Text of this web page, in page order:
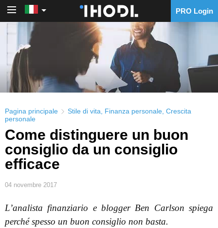
PRO Login
Pagina principale Stile di vita Finanza personale Crescita
personale
Come distinguere un buon
consiglio da un consiglio
efficace
04 novembre 2017
L’analista finanziario e blogger Ben Carlson spiega
perché spesso un buon consiglio non basta.